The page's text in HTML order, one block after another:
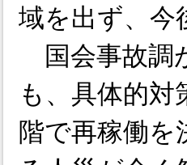
域を出ず、今
国会事故調
も、具体的
階で再稼働を